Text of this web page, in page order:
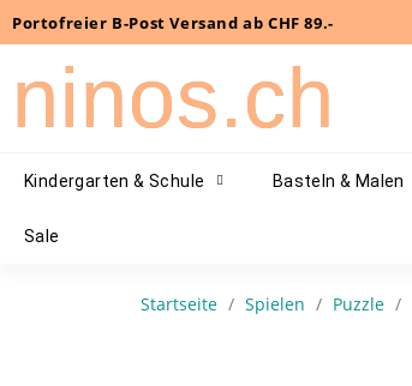
Portofreier B-Post Versand ab CHF 89.-
ninos.ch
Kindergarten & Schule Basteln & Malen
Sale
Startseite Spielen Puzzle